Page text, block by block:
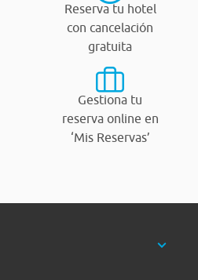
Reserva tu hotel
con cancelación
gratuita
Gestiona tu
reserva online en
‘Mis Reservas’